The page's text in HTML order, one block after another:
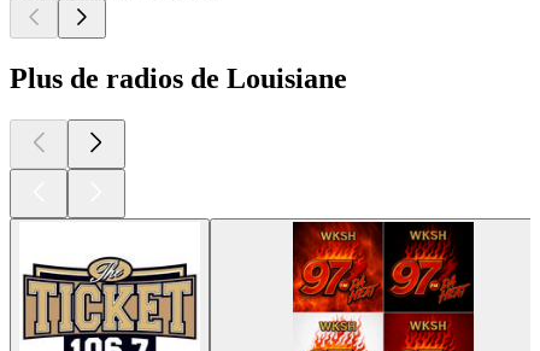
Plus de radios de Louisiane